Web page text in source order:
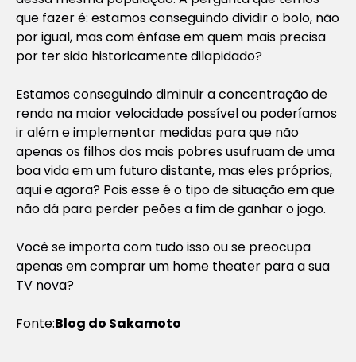
que fazer é: estamos conseguindo dividir o bolo, não
por igual, mas com ênfase em quem mais precisa
por ter sido historicamente dilapidado?
Estamos conseguindo diminuir a concentração de
renda na maior velocidade possível ou poderíamos
ir além e implementar medidas para que não
apenas os filhos dos mais pobres usufruam de uma
boa vida em um futuro distante, mas eles próprios,
aqui e agora? Pois esse é o tipo de situação em que
não dá para perder peões a fim de ganhar o jogo.
Você se importa com tudo isso ou se preocupa
apenas em comprar um home theater para a sua
TV nova?
Fonte:Blog do Sakamoto